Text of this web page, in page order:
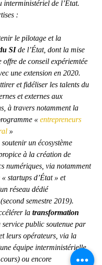
interministériel de l’État.
:
le pilotage et la
SI de l’État, dont la mise
offre de conseil expériemtée
une extension en 2020.
et fidéliser les talents du
et externes aux
à travers notamment la
« entrepreneurs
»
un écosystème
à la création de
numériques, via notamment
startups d’État » et
réseau dédié
semestre 2019).
la transformation
service public soutenue par
leurs opérateurs, via la
équipe interministérielle
ou encore